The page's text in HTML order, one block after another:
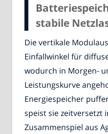
stabile
Die vertikale
Einfallwinkel für
wodurch in Morgen-
Leistungskurve
Energiespeicher
speist sie zeitversetzt
Zusammenspiel aus